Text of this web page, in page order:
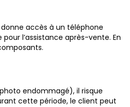
donne accès à un téléphone
l’assistance après-vente. En
endommagé), il risque
cette période, le client peut